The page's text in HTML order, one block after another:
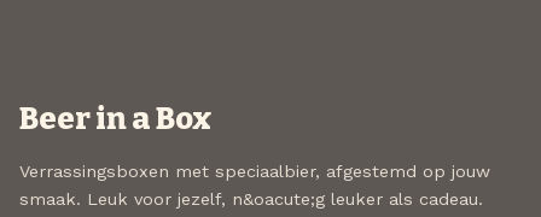
Beer in a Box
Verrassingsboxen met speciaalbier, afgestemd op jouw
smaak. Leuk voor jezelf, n&oacute;g leuker als cadeau.